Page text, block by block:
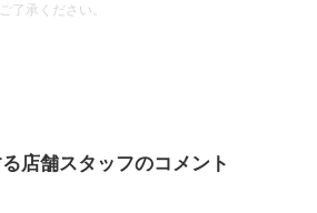
了承ください。
店舗スタッフのコメント